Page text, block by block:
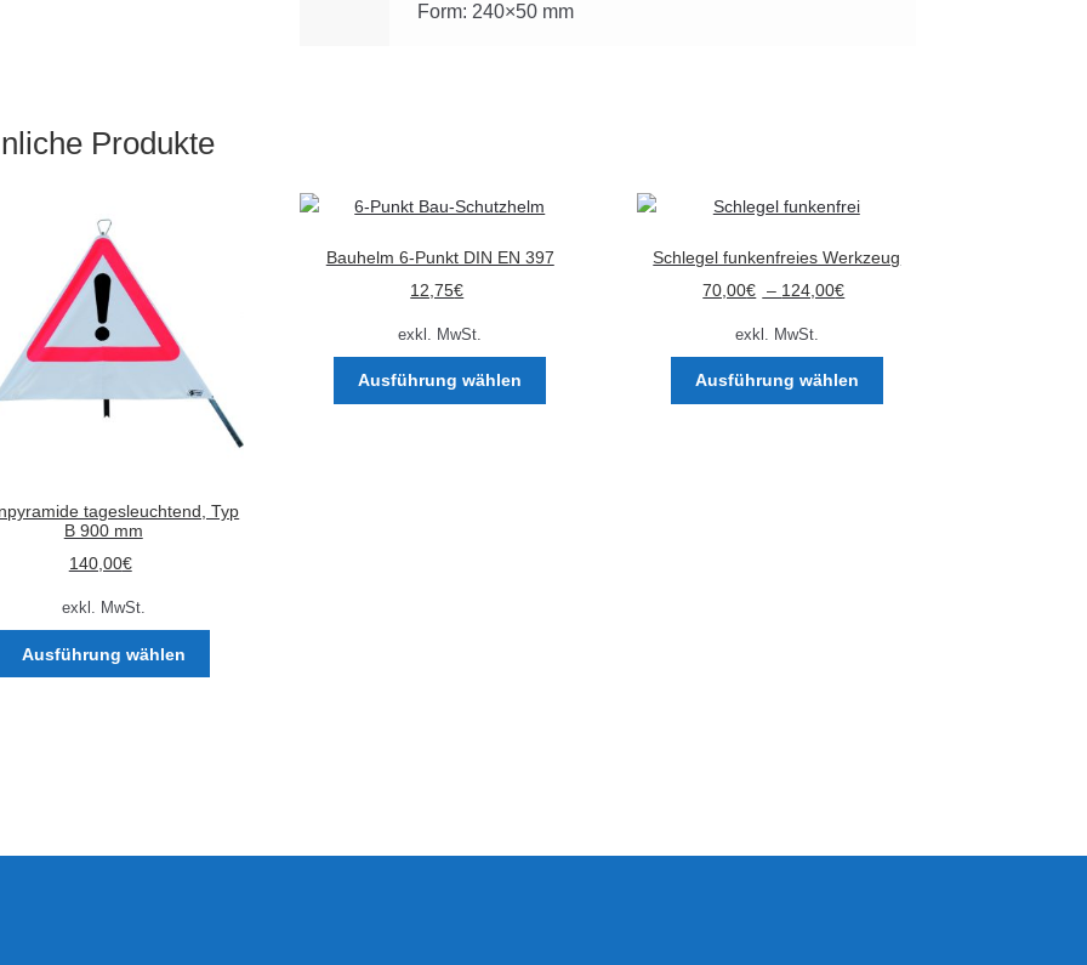
Form: 240×50 mm
Produkte
tagesleuchtend, Typ
B 900 mm
140,00€
exkl. MwSt.
Ausführung wählen
können
Bauhelm 6-Punkt DIN EN 397
12,75€
exkl. MwSt.
Ausführung wählen
Schlegel funkenfreies Werkzeug
70,00€ – 124,00€
exkl. MwSt.
Ausführung wählen